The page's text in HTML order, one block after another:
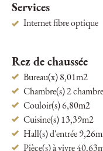
Services
Internet fibre optique
Rez de chaussée
Bureau(x) 8,01m2
Chambre(s) 2
Couloir(s) 6,80m2
Cuisine(s) 13,39m2
Hall(s) d'entrée
Pièce(s) à vivre